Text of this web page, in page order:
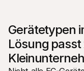
Gerätetypen
Lösung